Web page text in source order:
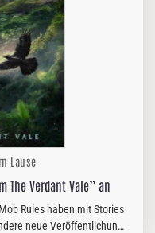
Lause
The Verdant Vale” an
Rules haben mit Stories
neue Veröffentlichung